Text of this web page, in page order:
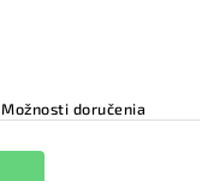
Možnosti doručenia